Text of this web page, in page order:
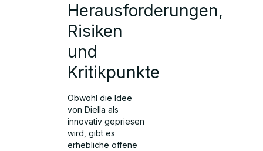
Herausforderungen,
Risiken
und
Kritikpunkte
Obwohl die Idee
von Diella als
innovativ gepriesen
wird, gibt es
erhebliche offene